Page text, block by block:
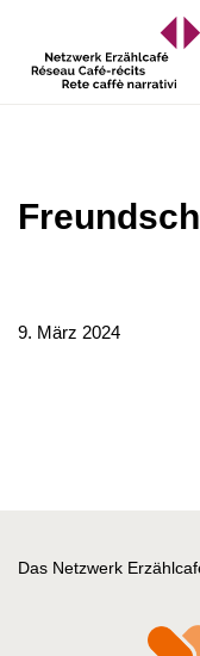
9. März 2024
Das Netzwerk